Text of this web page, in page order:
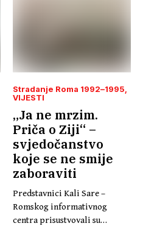
Stradanje Roma 1992–1995
VIJESTI
„Ja ne mrzim.
Priča o Ziji“ –
svjedočanstvo
koje se ne smije
zaboraviti
Predstavnici Kali Sare –
Romskog informativnog
centra prisustvovali su